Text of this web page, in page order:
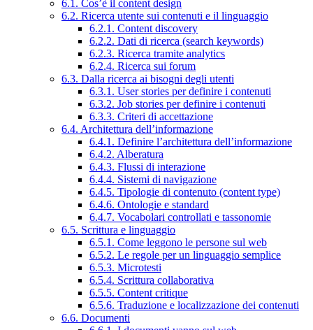
6.1. Cos’è il content design
6.2. Ricerca utente sui contenuti e il linguaggio
6.2.1. Content discovery
6.2.2. Dati di ricerca (search keywords)
6.2.3. Ricerca tramite analytics
6.2.4. Ricerca sui forum
6.3. Dalla ricerca ai bisogni degli utenti
6.3.1. User stories per definire i contenuti
6.3.2. Job stories per definire i contenuti
6.3.3. Criteri di accettazione
6.4. Architettura dell’informazione
6.4.1. Definire l’architettura dell’informazione
6.4.2. Alberatura
6.4.3. Flussi di interazione
6.4.4. Sistemi di navigazione
6.4.5. Tipologie di contenuto (content type)
6.4.6. Ontologie e standard
6.4.7. Vocabolari controllati e tassonomie
6.5. Scrittura e linguaggio
6.5.1. Come leggono le persone sul web
6.5.2. Le regole per un linguaggio semplice
6.5.3. Microtesti
6.5.4. Scrittura collaborativa
6.5.5. Content critique
6.5.6. Traduzione e localizzazione dei contenuti
6.6. Documenti